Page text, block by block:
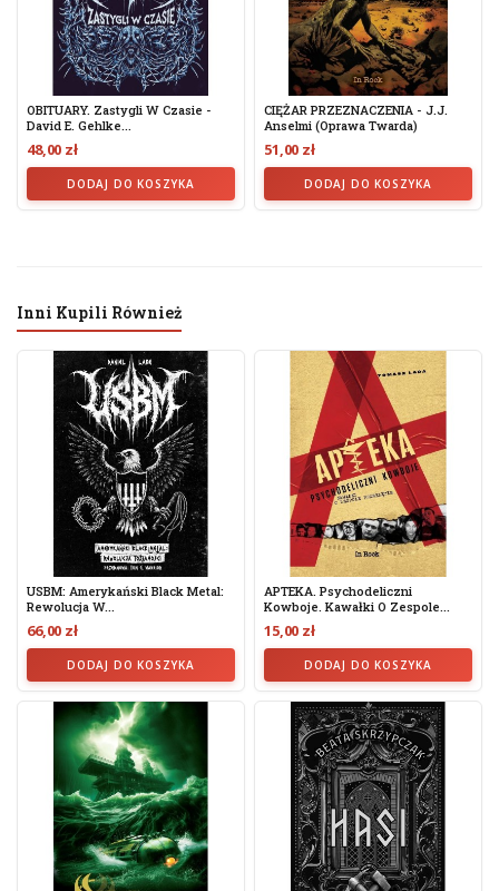
OBITUARY. Zastygli W Czasie -
David E. Gehlke...
48,00 zł
DODAJ DO KOSZYKA
CIĘŻAR PRZEZNACZENIA - J.J.
Anselmi (Oprawa Twarda)
51,00 zł
DODAJ DO KOSZYKA
Inni Kupili Również
USBM: Amerykański Black Metal:
Rewolucja W...
66,00 zł
DODAJ DO KOSZYKA
APTEKA. Psychodeliczni
Kowboje. Kawałki O Zespole...
15,00 zł
DODAJ DO KOSZYKA